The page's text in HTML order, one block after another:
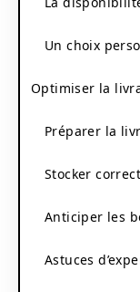
Un choix
Optimiser la
Préparer la
Stocker
Anticiper les
Astuces